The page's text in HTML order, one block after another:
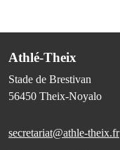
Athlé-Theix
Stade de Brestivan
56450 Theix-Noyalo
secretariat@athle-theix.fr